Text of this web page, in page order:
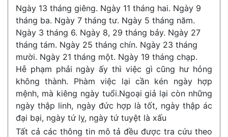
Ngày 13 tháng giêng. Ngày 11 tháng hai. Ngày 9
tháng ba. Ngày 7 tháng tư. Ngày 5 tháng năm.
Ngày 3 tháng 6. Ngày 8, 29 tháng bảy. Ngày 27
tháng tám. Ngày 25 tháng chín. Ngày 23 tháng
mười. Ngày 21 tháng một. Ngày 19 tháng chạp.
Hễ phạm phải ngày ấy thì việc gì cũng hư hỏng
không thành. Phàm việc lại cần kén ngày hợp
mệnh, mà kiêng ngày tuổi.Ngoại giả lại còn những
ngày thập linh, ngày đức hợp là tốt, ngày thập ác
đại bại, ngày tứ lỵ, ngày tứ tuyệt là xấu
Tất cả các thông tin mô tả đều được tra cứu theo